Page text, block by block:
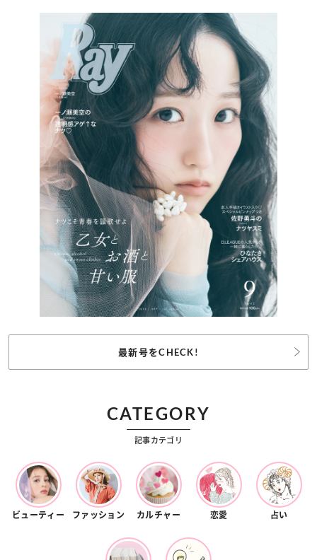
最新号をCHECK!
CATEGORY
記事カテゴリ
ビューティー ファッション カルチャー 恋愛 占い